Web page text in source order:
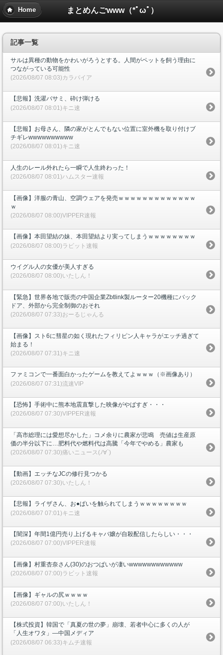
まとめんごwww（*ﾟωﾟ）
Home
記事一覧
サルは異種の動物をかわいがろうとする。人間がペットを飼う理由に
つながっている可能性
(2026/08/07 08:03)カラパイア
【悲報】洗濯バサミ、砕け弾ける
(2026/08/07 08:01)キニ速
【悲報】お母さん、隣の家がとんでもない位置に室外機を取り付けブ
チギレwwwwwwwwww
(2026/08/07 08:01)キニ速
人生のレール外れたら一瞬で人生終わった！
(2026/08/07 08:01)ハムスター速報
【画像】洋服の青山、空調ウェアを発売ｗｗｗｗｗｗｗｗｗｗｗｗｗ
ｗ
(2026/08/07 08:00)VIPPER速報
【画像】本田望結の妹、本田望結より実ってしまうｗｗｗｗｗｗｗｗ
(2026/08/07 08:00)ラビット速報
ウイグル人の女優が美人すぎる
(2026/08/07 08:00)いたしん！
【緊急】世界各地で販売の中国企業Zbtlink製ルーター20機種にバック
ドア、外部から完全制御のおそれ
(2026/08/07 07:33)おーるじゃんる
【画像】スト6に彗星の如く現れたフィリピン人キャラがエッチ過ぎて
始まる！
(2026/08/07 07:31)キニ速
ファミコンで一番面白かったゲームを教えてよｗｗｗ（※画像あり）
(2026/08/07 07:31)流速VIP
【恐怖】手術中に熊本地震直撃した映像がやばすぎ・・・
(2026/08/07 07:30)VIPPER速報
「高市総理には愛想尽かした」コメ余りに農家が悲鳴 売値は生産原
価の半分以下に…肥料代や燃料代は高騰「今年でやめる」農家も
(2026/08/07 07:30)痛いニュース(ﾉ∀`)
【動画】エッチなJCの修行見つかる
(2026/08/07 07:30)いたしん！
【悲報】ライザさん、お●ぱいを触られてしまうｗｗｗｗｗｗｗｗ
(2026/08/07 07:01)キニ速
【闇深】年間1億円売り上げるキャバ嬢が自殺配信したらしい・・・
(2026/08/07 07:00)VIPPER速報
【画像】村重杏奈さん(30)のおつぱいが凄いwwwwwwwwwwww
(2026/08/07 07:00)ラビット速報
【画像】ギャルの尻ｗｗｗｗ
(2026/08/07 07:00)いたしん！
【株式投資】韓国で「真夏の世の夢」崩壊、若者中心に多くの人が
「人生オワタ」―中国メディア
(2026/08/07 06:33)キムチ速報